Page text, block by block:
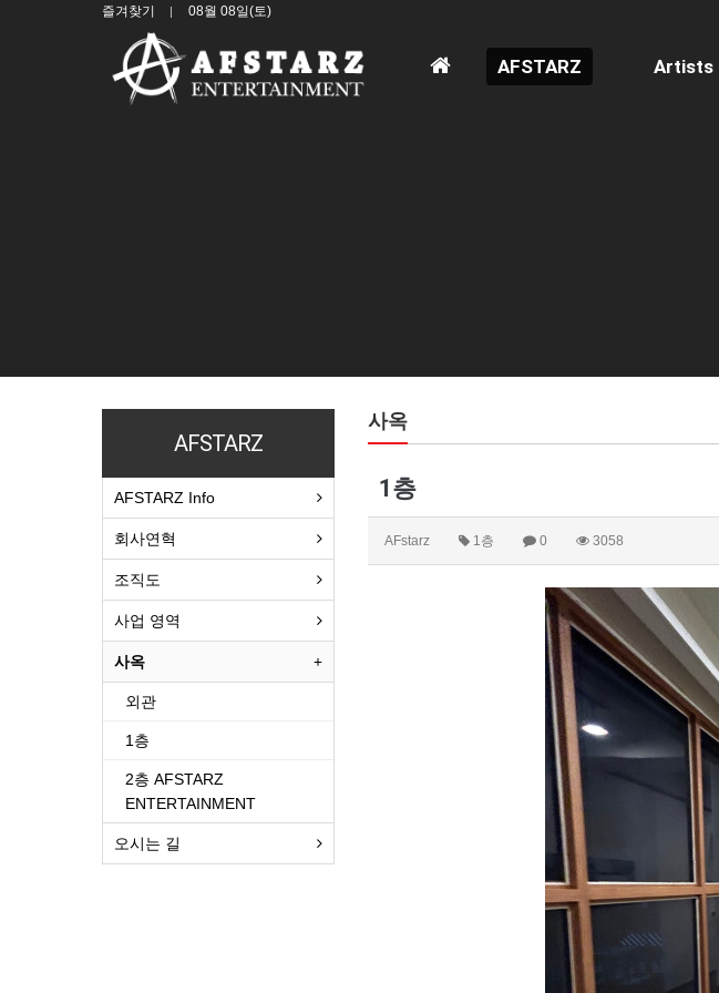
즐겨찾기 08월 08일(토)
홈
AFSTARZ Artists
사옥
1층
AFstarz 1층 0 3058
AFSTARZ
AFSTARZ Info
회사연혁
조직도
사업 영역
사옥
외관
1층
2층 AFSTARZ
ENTERTAINMENT
오시는 길